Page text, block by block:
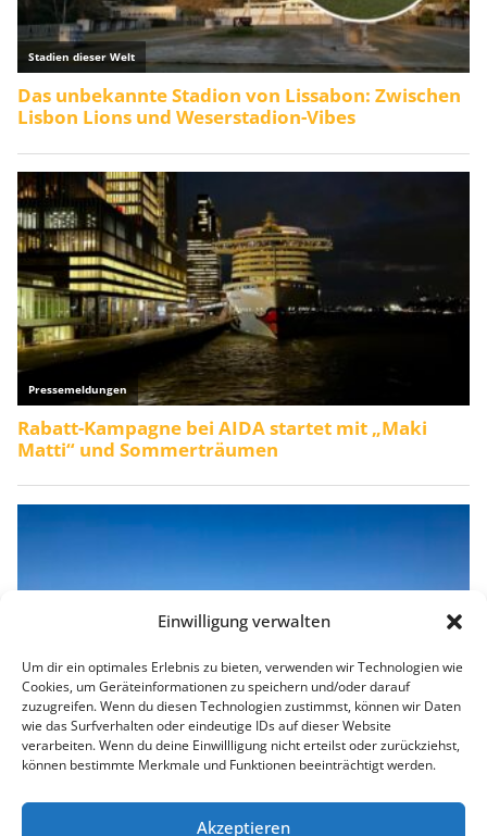
Einwilligung verwalten
Um dir ein optimales Erlebnis zu bieten, verwenden wir Technologien wie
Cookies, um Geräteinformationen zu speichern und/oder darauf
zuzugreifen. Wenn du diesen Technologien zustimmst, können wir Daten
wie das Surfverhalten oder eindeutige IDs auf dieser Website
verarbeiten. Wenn du deine Einwillligung nicht erteilst oder zurückziehst,
können bestimmte Merkmale und Funktionen beeinträchtigt werden.
Akzeptieren